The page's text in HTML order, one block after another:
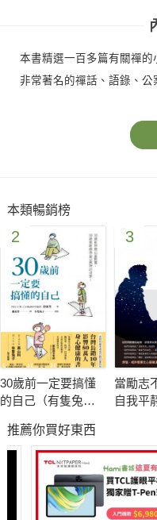
本書精選一百多篇有關禪
非常著名的禪話、語錄、公
本類暢銷榜
2
30歲前一定要搞懂
的自己（有隻兔子
3
當勵志
自我平
推薦你買好東西